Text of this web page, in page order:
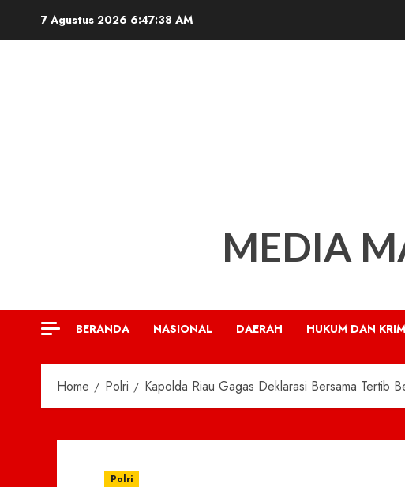
7 Agustus 2026 6:47:39 AM
MEDIA
BERANDA NASIONAL DAERAH HUKUM DAN
Home Polri Kapolda Riau Gagas Deklarasi Bersama Tertib
Polri